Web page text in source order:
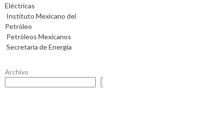
Eléctricas
Instituto Mexicano del
Petróleo
Petróleos Mexicanos
Secretaría de Energía
Archivo